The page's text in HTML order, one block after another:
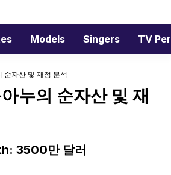
Models Singers TV
순자산 및 재정 분석
누의 순자산 및 재
3500만 달러